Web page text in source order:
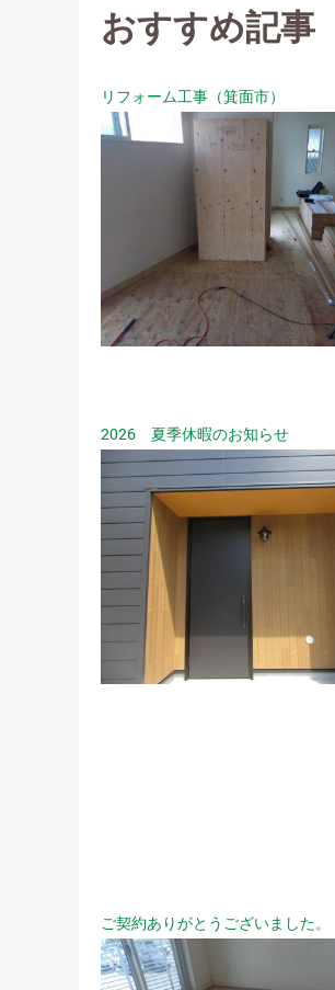
おすすめ記事
リフォーム工事（箕面市）
2026 夏季休暇のお知らせ
ご契約ありがとうございました。